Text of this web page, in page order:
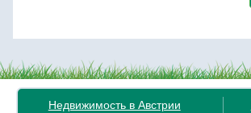
Недвижимость в Австрии